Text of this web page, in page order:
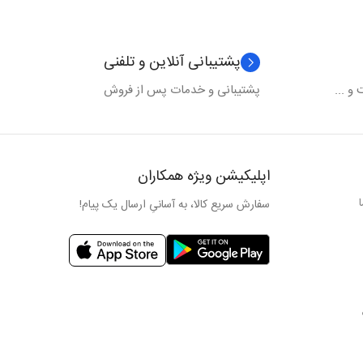
و ...
پشتیبانی آنلاین و تلفنی
پشتیبانی و خدمات پس از فروش
اپلیکیشن ویژه همکاران
سفارش سریع کالا، به آسانیِ ارسال یک پیام!